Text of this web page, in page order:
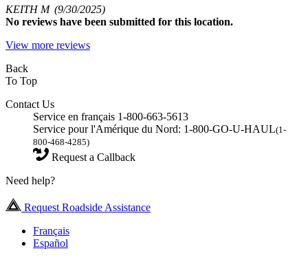
KEITH M (9/30/2025)
No reviews have been submitted for this location.
View more reviews
Back
To Top
Contact Us
Service en français 1-800-663-5613
Service pour l'Amérique du Nord: 1-800-GO-U-HAUL(1-
800-468-4285)
Request a Callback
Need help?
Request Roadside Assistance
Français
Español